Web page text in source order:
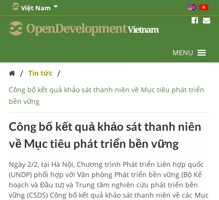
Việt Nam
OpenDevelopmentVietnam
MENU
/ Tin tức /
Công bố kết quả khảo sát thanh niên về Mục tiêu phát triển
bền vững
Công bố kết quả khảo sát thanh niên
về Mục tiêu phát triển bền vững
Ngày 2/2, tại Hà Nội, Chương trình Phát triển Liên hợp quốc
(UNDP) phối hợp với Văn phòng Phát triển bền vững (Bộ Kế
hoạch và Đầu tư) và Trung tâm nghiên cứu phát triển bền
vững (CSDS) Công bố kết quả khảo sát thanh niên về các Mục